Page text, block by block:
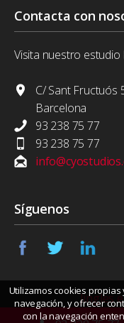
Contacta con
Visita nuestro
C/ Sant Fructuós
Barcelona
93 238 75 77
93 238 75 77
Síguenos
Jingles
Utilizamos cookies
navegación, y ofrecer
con la navegación